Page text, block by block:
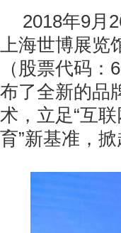
2018年9月
上海世博展览
（股票代码
布了全新的品
术，立足“互
育”新基准，